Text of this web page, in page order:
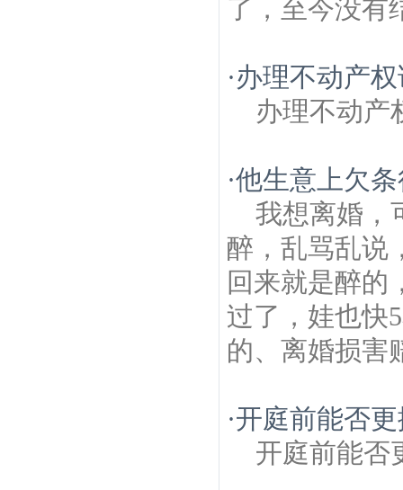
了，至今没有
·办理不动产
办理不动产
·他生意上欠
我想离婚，
醉，乱骂乱说
回来就是醉的
过了，娃也快
的、离婚损害
·开庭前能否
开庭前能否